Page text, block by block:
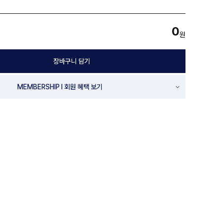
0원
장바구니 담기
MEMBERSHIP l 회원 혜택 보기